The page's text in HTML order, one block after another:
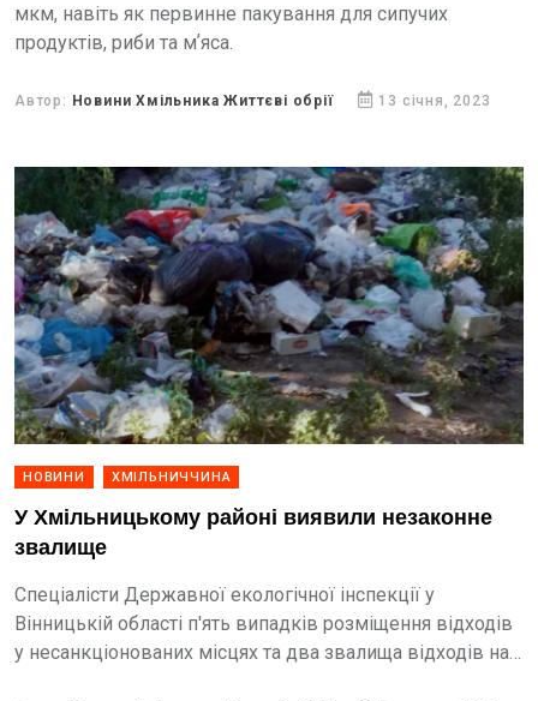
мкм, навіть як первинне пакування для сипучих
продуктів, риби та мʼяса.
Автор: Новини Хмільника Життєві обрії 13 січня, 2023
НОВИНИ ХМІЛЬНИЧЧИНА
У Хмільницькому районі виявили незаконне
звалище
Спеціалісти Державної екологічної інспекції у
Вінницькій області п'ять випадків розміщення відходів
у несанкціонованих місцях та два звалища відходів на